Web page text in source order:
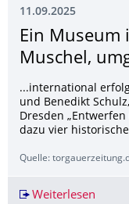
11.09.2025
Ein Museum
Muschel,
...international
und Benedikt
Dresden
dazu vier
Quelle:
Weiterlesen